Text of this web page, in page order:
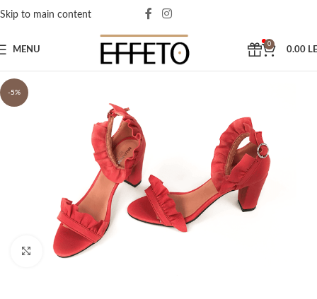
Skip to main content
MENU
0
0.00
-5%
Click to enlarge